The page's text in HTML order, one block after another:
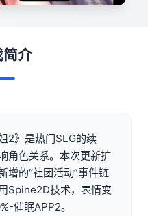
简介
2》是热门SLG的续
角色关系。本次更新扩
增的“社团活动”事件链
Spine2D技术，表情变
催眠APP2。